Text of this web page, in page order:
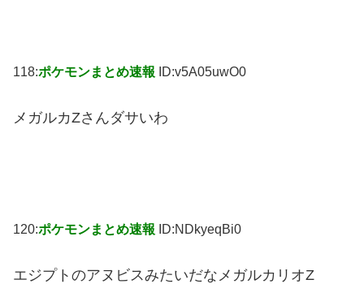
118:ポケモンまとめ速報 ID:v5A05uwO0
メガルカZさんダサいわ
120:ポケモンまとめ速報 ID:NDkyeqBi0
エジプトのアヌビスみたいだなメガルカリオZ